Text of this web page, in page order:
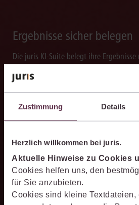
Zustimmung Details
Herzlich willkommen bei juris.
Aktuelle Hinweise zu Cookies
Cookies helfen uns, den
für Sie anzubieten.
Cookies sind kleine Textdateien,
Ergebnisse sicher belegen
Die juris KI-Suite belegt ihre
transparent prüfen, fachlich einordnen
Grundlage weiterverarbeiten.
Schneller analysieren
Die juris KI-Suite beschleunigt die
juristischer Fragestellungen. Sie hilft
einzuordnen, Zusammenhänge zu